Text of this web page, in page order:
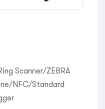
Scanner/ZEBRA
NFC/Standard